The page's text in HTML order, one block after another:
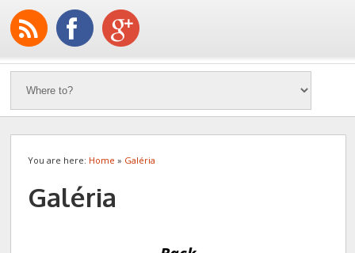
You are here: Home » Galéria
Galéria